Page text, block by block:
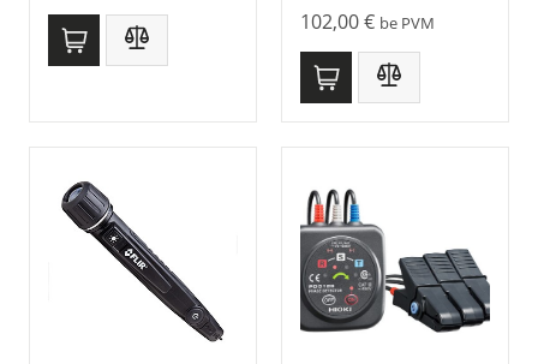
102,00€ be PVM